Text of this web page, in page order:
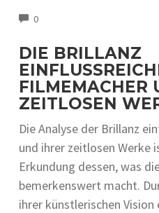
0COMMENTS
DIE BRILLANZ
FILMEMACHER
ZEITLOSEN
Die Analyse der Brillanz
und ihrer zeitlosen Werke
Erkundung dessen, was
bemerkenswert macht.
ihrer künstlerischen